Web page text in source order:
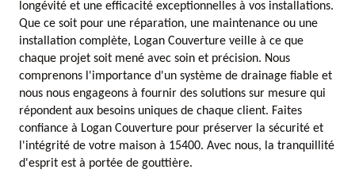
longévité et une efficacité exceptionnelles à vos installations.
Que ce soit pour une réparation, une maintenance ou une
installation complète, Logan Couverture veille à ce que
chaque projet soit mené avec soin et précision. Nous
comprenons l'importance d'un système de drainage fiable et
nous nous engageons à fournir des solutions sur mesure qui
répondent aux besoins uniques de chaque client. Faites
confiance à Logan Couverture pour préserver la sécurité et
l'intégrité de votre maison à 15400. Avec nous, la tranquillité
d'esprit est à portée de gouttière.